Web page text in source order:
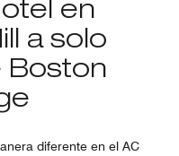
en
a solo
Boston
diferente en el AC